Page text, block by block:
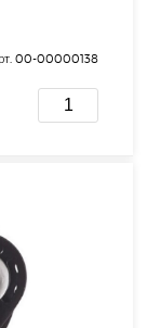
00-00000138